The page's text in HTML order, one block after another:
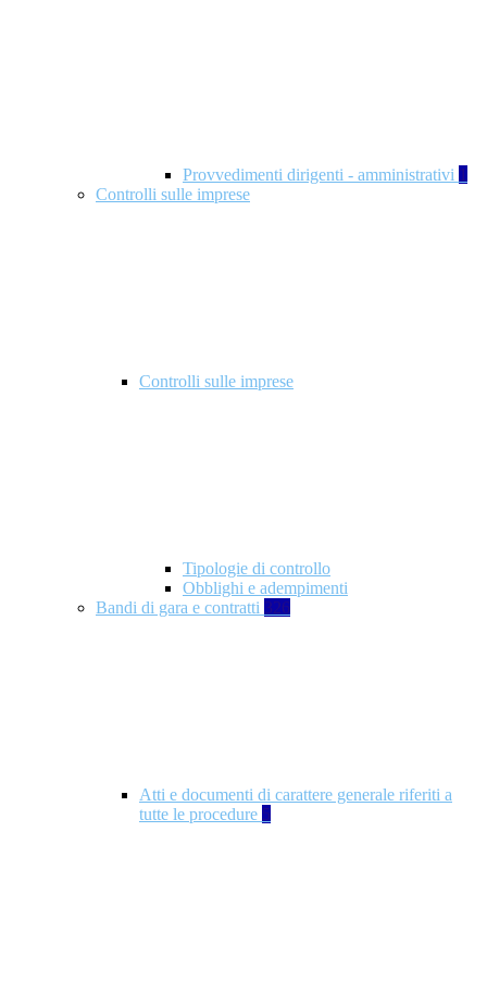
Provvedimenti dirigenti - amministrativi 1
Controlli sulle imprese
Controlli sulle imprese
Tipologie di controllo
Obblighi e adempimenti
Bandi di gara e contratti 326
Atti e documenti di carattere generale riferiti a
tutte le procedure 5